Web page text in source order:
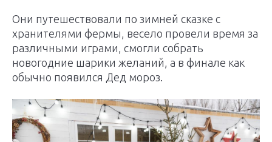
Они путешествовали по зимней сказке с
хранителями фермы, весело провели время за
различными играми, смогли собрать
новогодние шарики желаний, а в финале как
обычно появился Дед мороз.